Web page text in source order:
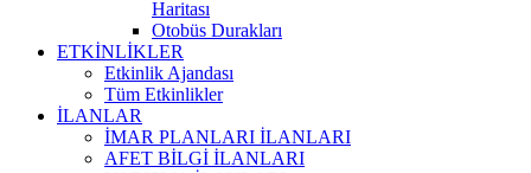
Haritası
Otobüs Durakları
ETKİNLİKLER
Etkinlik Ajandası
Tüm Etkinlikler
İLANLAR
İMAR PLANLARI İLANLARI
AFET BİLGİ İLANLARI